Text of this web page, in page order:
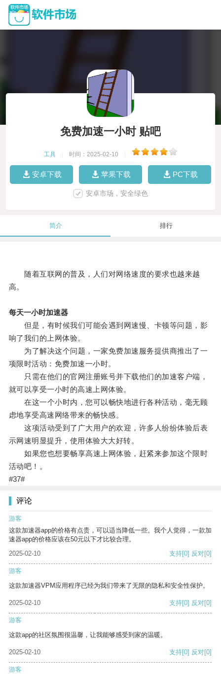
免费加速一小时 贴吧
工具 时间：2025-02-10
安卓下载 苹果下载 PC下载
安卓市场，安全绿色
简介 排行
随着互联网的普及，人们对网络速度的要求也越来越
高。
每天一小时加速器
但是，有时候我们可能会遇到网速慢、卡顿等问题，影
响了我们的上网体验。
为了解决这个问题，一家免费加速服务提供商推出了一
项限时活动：免费加速一小时。
只需在他们的官网注册账号并下载他们的加速客户端，
就可以享受一小时的高速上网体验。
在这一个小时内，您可以畅快地进行各种活动，毫无顾
虑地享受高速网络带来的畅快感。
这项活动受到了广大用户的欢迎，许多人纷纷体验后表
示网速明显提升，使用体验大大好转。
如果您也想要畅享高速上网体验，赶紧来参加这个限时
活动吧！。
#37#
评论
游客
这款加速器app的价格有点贵，可以适当降低一些。我个人觉得，一款加
速器app的价格应该在50元以下才比较合理。
2025-02-10
支持[0] 反对[0]
游客
这款加速器VPM应用程序已经为我们带来了无限的隐私和安全性保护。
2025-02-10 支持[0] 反对[0]
游客
这款app的社区氛围很温馨，让我能够感受到家的温暖。
2025-02-10 支持[0] 反对[0]
游客